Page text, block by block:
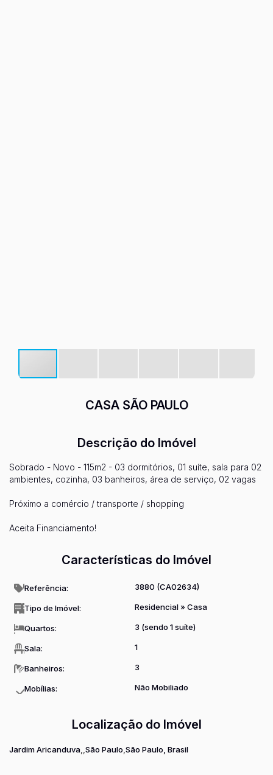
CASA SÃO PAULO
Descrição do Imóvel
Sobrado - Novo - 115m2 - 03 dormitórios, 01 suíte, sala para 02
ambientes, cozinha, 03 banheiros, área de serviço, 02 vagas
Próximo a comércio / transporte / shopping
Aceita Financiamento!
Características do Imóvel
Referência: 3880 (CA02634)
Tipo de Imóvel: Residencial» Casa
Quartos: 3 (sendo 1 suíte)
Sala: 1
Banheiros: 3
Mobílias: Não Mobiliado
Localização do Imóvel
Jardim Aricanduva São Paulo São Paulo, Brasil